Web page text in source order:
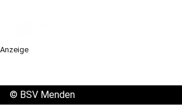
Anzeige
© BSV Menden